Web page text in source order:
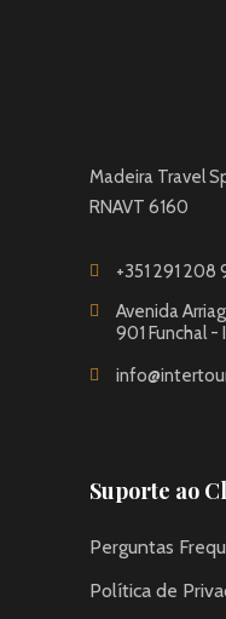
Madeira Travel
RNAVT 6160
+351 291
Avenida
901 Funchal
Suporte ao
Perguntas
Política de